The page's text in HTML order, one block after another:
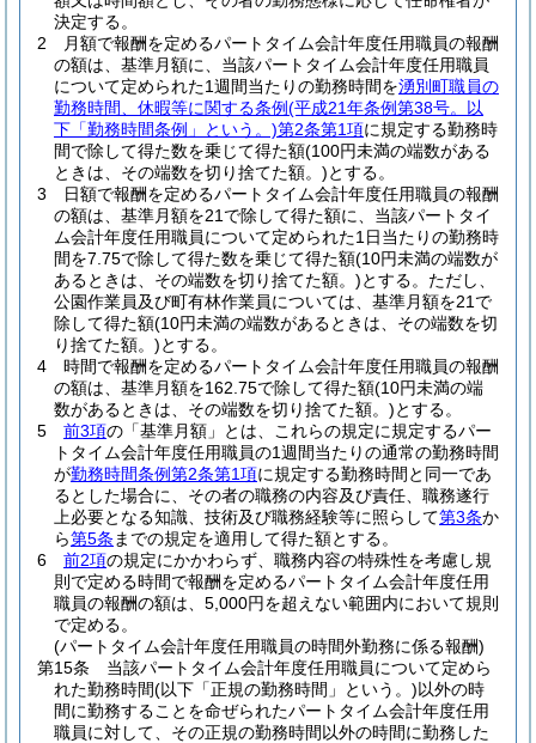
決定する。
2
月額で報酬を定めるパートタイム会計年度任用職員の報酬
の額は、基準月額に、当該パートタイム会計年度任用職員
について定められた1週間当たりの勤務時間を湧別町職員の
勤務時間、休暇等に関する条例(平成21年条例第38号。以
下「勤務時間条例」という。)第2条第1項に規定する勤務時
間で除して得た数を乗じて得た額(100円未満の端数がある
ときは、その端数を切り捨てた額。)とする。
3
日額で報酬を定めるパートタイム会計年度任用職員の報酬
の額は、基準月額を21で除して得た額に、当該パートタイ
ム会計年度任用職員について定められた1日当たりの勤務時
間を7.75で除して得た数を乗じて得た額(10円未満の端数が
あるときは、その端数を切り捨てた額。)とする。 ただし、
公園作業員及び町有林作業員については、基準月額を21で
除して得た額(10円未満の端数があるときは、その端数を切
り捨てた額。)とする。
4
時間で報酬を定めるパートタイム会計年度任用職員の報酬
の額は、基準月額を162.75で除して得た額(10円未満の端
数があるときは、その端数を切り捨てた額。)とする。
5
前3項の「基準月額」とは、これらの規定に規定するパー
トタイム会計年度任用職員の1週間当たりの通常の勤務時間
が勤務時間条例第2条第1項に規定する勤務時間と同一であ
るとした場合に、その者の職務の内容及び責任、職務遂行
上必要となる知識、技術及び職務経験等に照らして第3条か
ら第5条 までの規定を適用して得た額とする。
6
前2項の規定にかかわらず、職務内容の特殊性を考慮し規
則で定める時間で報酬を定めるパートタイム会計年度任用
職員の報酬の額は、5,000円を超えない範囲内において規則
で定める。
(パートタイム会計年度任用職員の時間外勤務に係る報酬)
第15条
当該パートタイム会計年度任用職員について定めら
れた勤務時間(以下「正規の勤務時間」という。)以外の時
間に勤務することを命ぜられたパートタイム会計年度任用
職員に対して、その正規の勤務時間以外の時間に勤務した